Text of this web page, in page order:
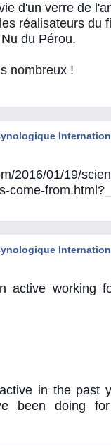
d'un verre de
réalisateurs du
du Pérou.
nombreux !
2016/01/19/
come-
active working
in the past
been doing